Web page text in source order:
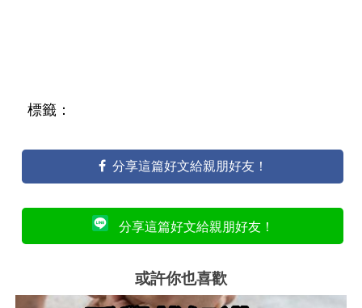
標籤：
分享這篇好文給親朋好友！
分享這篇好文給親朋好友！
或許你也喜歡